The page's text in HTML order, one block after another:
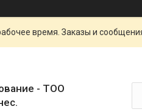
время. Заказы и
- ТОО